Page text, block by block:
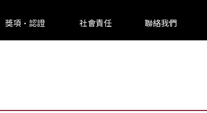
獎項•認證 社會責任 聯絡我們